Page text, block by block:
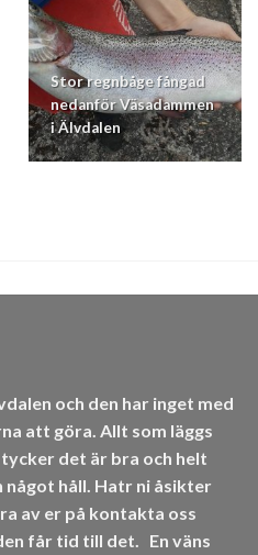
Stor regnbåge fångad
nedanför Väsadammen
i Älvdalen
och den har inget med
att göra. Allt som läggs
det är bra och helt
håll. Hatr ni åsikter
av er på kontakta oss
får tid till det. En väns